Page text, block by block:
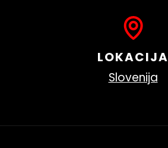
LOKACIJA
Slovenija